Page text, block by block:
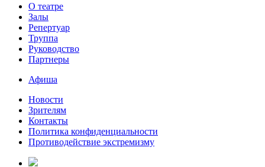
О театре
Залы
Репертуар
Труппа
Руководство
Партнеры
Афиша
Новости
Зрителям
Контакты
Политика конфиденциальности
Противодействие экстремизму